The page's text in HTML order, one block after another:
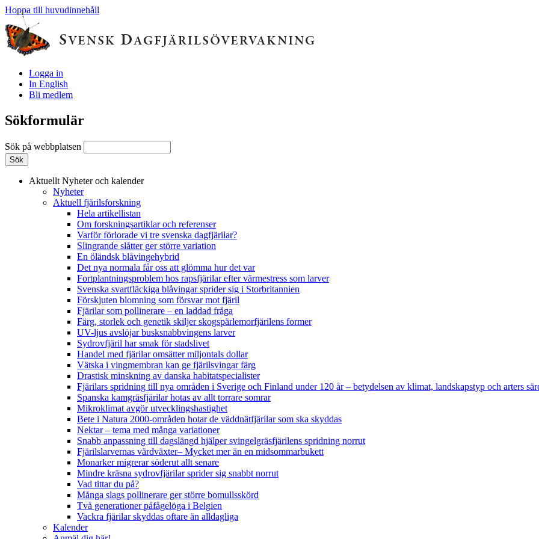
Hoppa till huvudinnehåll
Logga in
In English
Bli medlem
Sökformulär
Sök på webbplatsen
Aktuellt Nyheter och kalender
Nyheter
Aktuell fjärilsforskning
Hela artikellistan
Om forskningsartiklar och referenser
Varför förlorade vi tre svenska dagfjärilar?
Slingrande slåtter ger större variation
En öländsk blåvingehybrid
Det nya normala får oss att glömma hur det var
Fortplantningsproblem hos rapsfjärilar efter värmestress som larver
Svenska svartfläckiga blåvingar sprider sig i Storbritannien
Förskjuten blomning som försvar mot fjäril
Fjärilar som pollinerare – en laddad fråga
Färg, storlek och genetik skiljer skogspärlemorfjärilens former
UV-ljus avslöjar busksnabbvingens larver
Sydrovfjäril har smak för stadslivet
Handel med fjärilar omsätter miljontals dollar
Vätska i vingmembran kan ge fjärilsvingar färg
Drastisk minskning av danska habitatspecialister
Fjärilars spridning till nya områden i Sverige och Finland under 120 år– betydelsen av klimat, landskapstyp och arters
Spanska kamgräsfjärilar hotas av allt torrare somrar
Mikroklimat avgör utvecklingshastighet
Bete i Natura 2000-områden hotar de väddnätfjärilar som ska skyddas
Nektar – tema med många variationer
Snabb anpassning till dagslängd hjälper svingelgräsfjärilens spridning norrut
Fjärilslarvernas värdväxter– Mycket mer än en midsommarbukett
Monarker migrerar söderut allt senare
Mindre kräsna sydrovfjärilar sprider sig snabbt norrut
Vad tittar du på?
Många slags pollinerare ger större bomullsskörd
Två generationer påfågelöga i Belgien
Vackra fjärilar skyddas oftare än alldagliga
Kalender